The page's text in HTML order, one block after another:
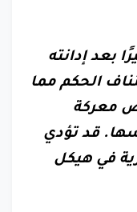
بعد إدانته
الحكم مما
معركة
قد تؤدي
في هيكل